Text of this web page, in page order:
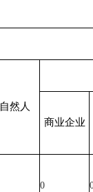
自然人
商业企业
0